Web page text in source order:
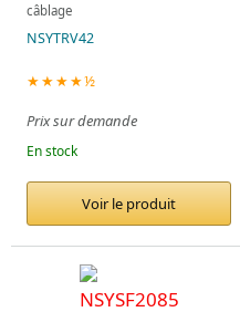
câblage
NSYTRV42
★★★★½
Prix sur demande
En stock
Voir le produit